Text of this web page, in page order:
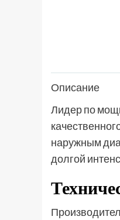
Описание
Лидер по
наружным
долгой